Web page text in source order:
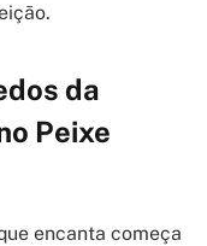
da
Peixe
encanta começa